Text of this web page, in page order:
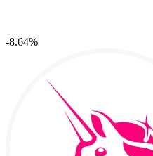
-8.64%